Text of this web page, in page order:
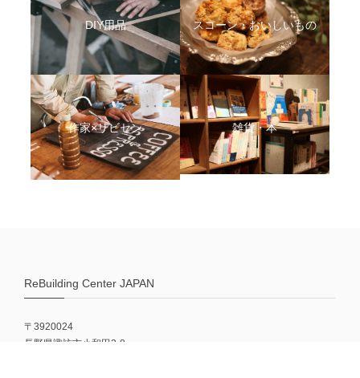
DIY用品 スコーン・おいしいもの
作家×リビセン 雑貨・本
ReBuilding Center JAPAN
〒3920024
長野県諏訪市小和田3-8